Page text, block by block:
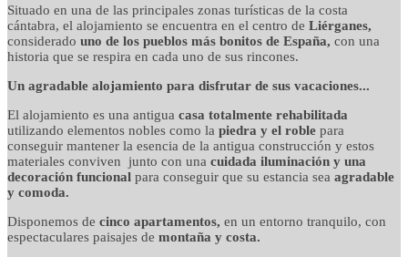
mimo
Situado en una de las principales zonas turísticas de la costa
cántabra, el alojamiento se encuentra en el centro de Liérganes,
considerado uno de los pueblos más bonitos de España, con una
historia que se respira en cada uno de sus rincones.
Un agradable alojamiento para disfrutar de sus vacaciones...
El alojamiento es una antigua casa totalmente rehabilitada
utilizando elementos nobles como la piedra y el roble para
conseguir mantener la esencia de la antigua construcción y estos
materiales conviven junto con una cuidada iluminación y una
decoración funcional para conseguir que su estancia sea agradable
y comoda.
Disponemos de cinco apartamentos, en un entorno tranquilo, con
espectaculares paisajes de montaña y costa.